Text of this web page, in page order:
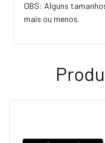
OBS: Alguns
mais ou menos.